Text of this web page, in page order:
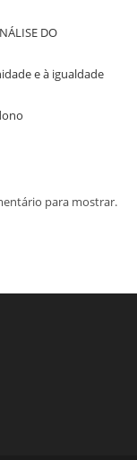
DO
e à igualdade
para mostrar.